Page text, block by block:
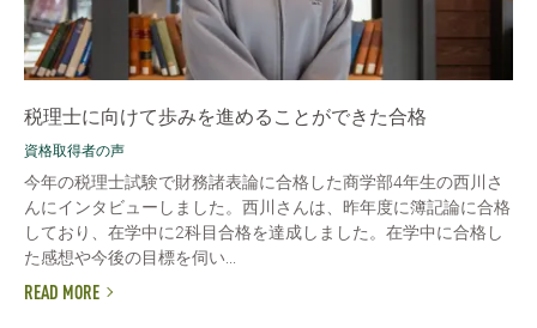
税理士に向けて歩みを進めることができた合格
資格取得者の声
今年の税理士試験で財務諸表論に合格した商学部4年生の西川さ
んにインタビューしました。西川さんは、昨年度に簿記論に合格
しており、在学中に2科目合格を達成しました。在学中に合格し
た感想や今後の目標を伺い...
READ MORE